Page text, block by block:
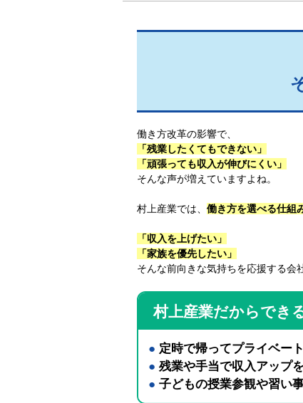
働き方改革の影響で、
「残業したくてもできない」
「頑張っても収入が伸びにくい」
そんな声が増えていますよね。
村上産業では、 働き方を選べる仕組
「収入を上げたい」
「家族を優先したい」
そんな前向きな気持ちを応援する会
村上産業だからでき
● 定時で帰ってプライベー
● 残業や手当で収入アップ
● 子どもの授業参観や習い